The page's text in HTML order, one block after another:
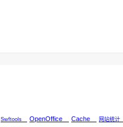
Swftools OpenOffice Cache 网站统计